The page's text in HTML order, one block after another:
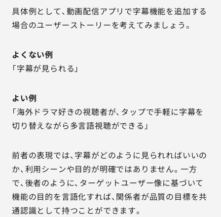
具体例として、動画配信アプリで字幕機能を追加する
場合のユーザーストーリーを考えてみましょう。
よくない例
「字幕が見られる」
よい例
「海外ドラマ好きの視聴者が、タップで手軽に字幕を
切り替えながら多言語視聴ができる」
前者の表現では、字幕がどのように見られればいいの
か、利用シーンや目的が明確ではありません。一方
で、後者のように、ターゲットユーザー像に基づいて
機能の目的を言語化すれば、関係者が品質の目標を共
通認識として持つことができます。